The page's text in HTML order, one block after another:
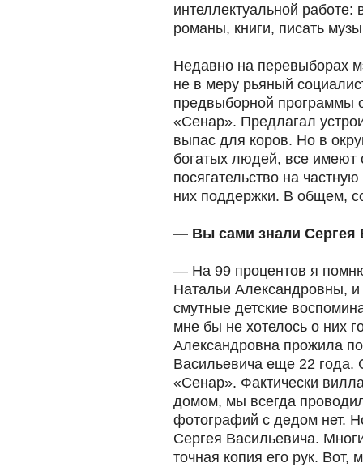
интеллектуальной
романы, книги, писать
Недавно на перевыборах
не в меру рьяный
предвыборной программы
«Сенар». Предлагал
выпас для коров. Но в
богатых людей, все имеют
посягательство на
них поддержки. В общем,
— Вы сами знали Сергея
— На 99 процентов я
Натальи Александровны,
смутные детские
мне бы не хотелось о них
Александровна прожила
Васильевича еще 22 года.
«Сенар». Фактически
домом, мы всегда
фотографий с дедом нет.
Сергея Васильевича.
точная копия его рук. Вот,